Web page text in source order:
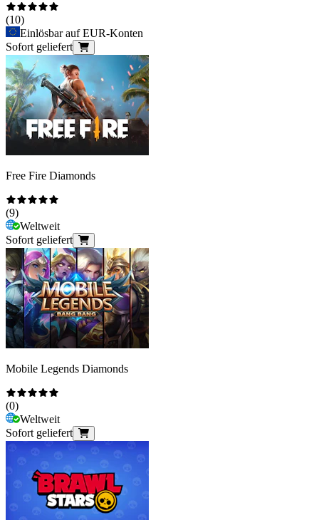
(10)
Einlösbar auf EUR-Konten
Sofort geliefert
Free Fire Diamonds
(9)
Weltweit
Sofort geliefert
Mobile Legends Diamonds
(0)
Weltweit
Sofort geliefert